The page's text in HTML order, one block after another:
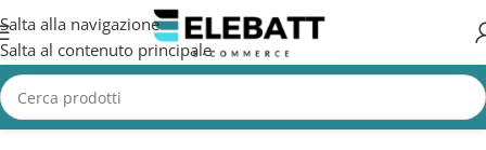
Salta alla navigazione
Salta al contenuto principale
Home/CASA